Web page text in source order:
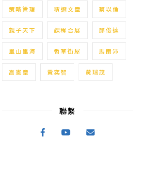
策略管理 精選文章 蔡以倫
親子天下 課程合展 邱俊達
里山里海 香草街屋 馬雨沛
高憲章 黃奕智 黃瑞茂
聯繫